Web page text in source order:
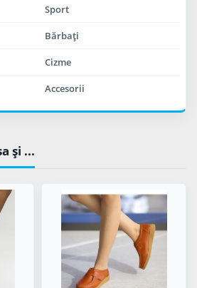
Sport
Bărbaţi
Cizme
Accesorii
şi ...